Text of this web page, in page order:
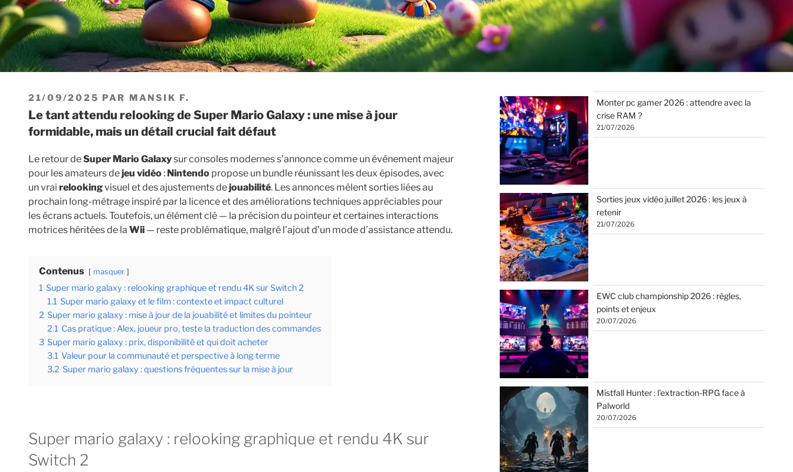
PUBLIÉ
LE
21/09/2025 PAR MANSIK F.
Le tant attendu relooking de Super Mario Galaxy : une mise à jour
formidable, mais un détail crucial fait défaut
Le retour deSuper Mario Galaxysur consoles modernes s’annonce comme un événement majeur
pour les amateurs dejeu vidéo: Nintendo propose un bundle réunissant les deux épisodes, avec
un vrai relookingvisuel et des ajustements dejouabilité. Les annonces mêlent sorties liées au
prochain long-métrage inspiré par la licence et des améliorations techniques appréciables pour
les écrans actuels. Toutefois, un élément clé — la précision du pointeur et certaines interactions
motrices héritées de la Wii — reste problématique, malgré l’ajout d’un mode d’assistance attendu.
Contenus masquer
1 Super mario galaxy : relooking graphique et rendu 4K sur Switch 2
1.1 Super mario galaxy et le film : contexte et impact culturel
2 Super mario galaxy : mise à jour de la jouabilité et limites du pointeur
2.1 Cas pratique : Alex, joueur pro, teste la traduction des commandes
3 Super mario galaxy : prix, disponibilité et qui doit acheter
3.1 Valeur pour la communauté et perspective à long terme
3.2 Super mario galaxy : questions fréquentes sur la mise à jour
Super mario galaxy : relooking graphique et rendu 4K sur
Switch 2
Monter pc gamer 2026 : attendre avec la
crise RAM ?
21/07/2026
Sorties jeux vidéo juillet 2026 : les jeux à
retenir
21/07/2026
EWC club championship 2026 : règles,
points et enjeux
20/07/2026
Mistfall Hunter : l’extraction-RPG face à
Palworld
20/07/2026